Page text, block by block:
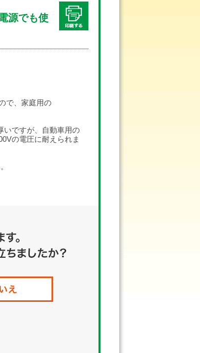
源でも使
で、家庭用の
いですが、自動車用の
の電圧に耐えられま